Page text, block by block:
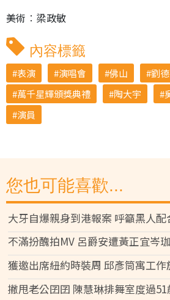
美術︰梁政敏
內容標籤
表演 演唱會 佛山
劉
萬千星輝頒獎典禮
陶大宇
演員
您也可能喜歡...
大牙自爆親身到港報案 呼籲黑人配
不滿扮醜拍MV 呂爵安遭黃正宜岑
獲邀出席紐約時裝周 邱彥筒寓工作
撇甩老公囝囝 陳慧琳排舞室度過51